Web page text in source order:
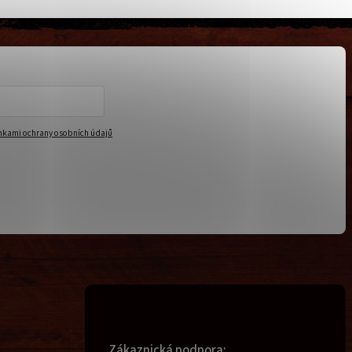
ochrany osobních údajů